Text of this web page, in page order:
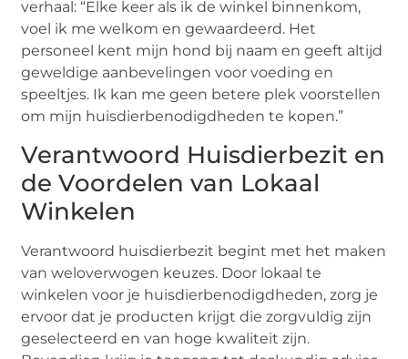
verhaal: “Elke keer als ik de winkel binnenkom,
voel ik me welkom en gewaardeerd. Het
personeel kent mijn hond bij naam en geeft altijd
geweldige aanbevelingen voor voeding en
speeltjes. Ik kan me geen betere plek voorstellen
om mijn huisdierbenodigdheden te kopen.”
Verantwoord Huisdierbezit en
de Voordelen van Lokaal
Winkelen
Verantwoord huisdierbezit begint met het maken
van weloverwogen keuzes. Door lokaal te
winkelen voor je huisdierbenodigdheden, zorg je
ervoor dat je producten krijgt die zorgvuldig zijn
geselecteerd en van hoge kwaliteit zijn.